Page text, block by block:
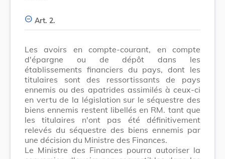
Art. 2.
Les avoirs en compte-courant, en compte
d'épargne ou de dépôt dans les
établissements financiers du pays, dont les
titulaires sont des ressortissants de pays
ennemis ou des apatrides assimilés à ceux-ci
en vertu de la législation sur le séquestre des
biens ennemis restent libellés en RM. tant que
les titulaires n'ont pas été définitivement
relevés du séquestre des biens ennemis par
une décision du Ministre des Finances.
Le Ministre des Finances pourra autoriser la